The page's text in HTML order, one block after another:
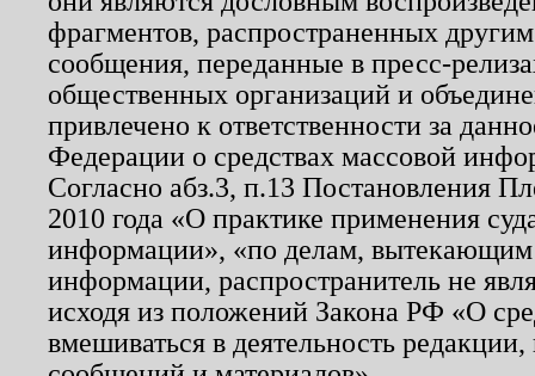
фрагментов, распространенных
сообщения, переданные в пресс-
общественных организаций и
привлечено к ответственности за
Федерации о средствах массовой
Согласно абз.3, п.13 Постановления
2010 года «О практике применения
информации», «по делам, вытекающим
информации, распространитель не
исходя из положений Закона РФ «О
вмешиваться в деятельность